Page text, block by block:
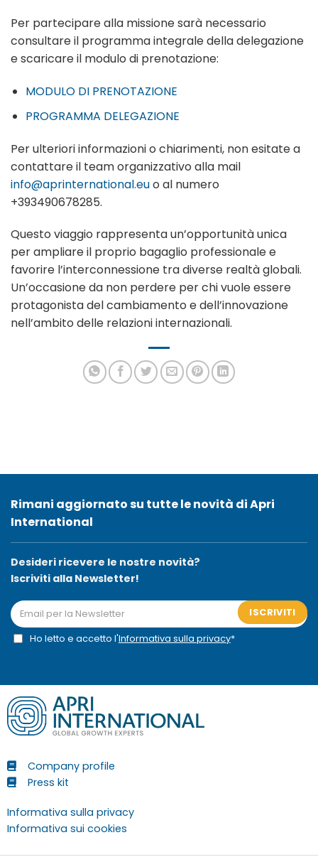
Per partecipare alla missione sarà necessario
consultare il programma integrale della delegazione
e scaricare il modulo di prenotazione:
MODULO DI PRENOTAZIONE
PROGRAMMA DELEGAZIONE
Per ulteriori informazioni o chiarimenti, non esitate a
contattare il team organizzativo alla mail
info@aprinternational.euo al numero
+393490678285.
Questo viaggio rappresenta un’opportunità unica
per ampliare il proprio bagaglio professionale e
favorire l’interconnessione tra diverse realtà globali.
Un’occasione da non perdere per chi vuole essere
protagonista del cambiamento e dell’innovazione
nell’ambito delle relazioni internazionali.
Rimani aggiornato su tutte le novità di Apri
International
Desideri ricevere le nostre novità?
Iscriviti alla Newsletter!
ISCRIVITI
Ho letto e accetto l'Informativa sulla privacy*
Company profile
Press kit
Informativa sulla privacy
Informativa sui cookies